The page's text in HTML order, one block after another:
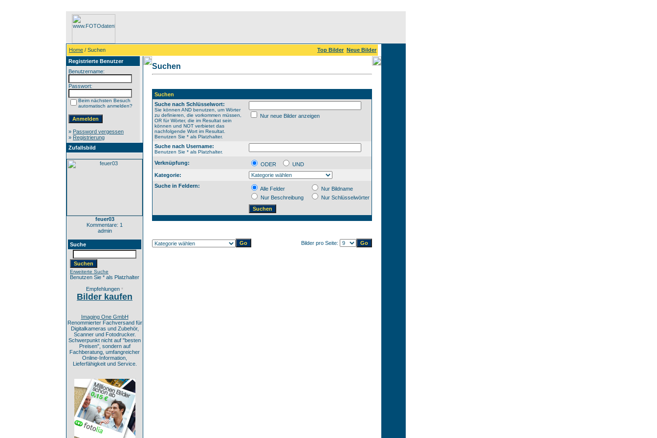
Home / Suchen Top Bilder Neue Bilder
Registrierte Benutzer
Benutzername:
Passwort:
Beim nächsten Besuch
automatisch anmelden?
» Password vergessen
» Registrierung
Zufallsbild
feuer03
Kommentare: 1
admin
Suche
Erweiterte Suche
Benutzen Sie * als Platzhalter
Empfehlungen *
Bilder kaufen
Imaging One GmbH
Renommierter Fachversand für
Digitalkameras und Zubehör,
Scanner und Fotodrucker.
Schwerpunkt nicht auf "besten
Preisen", sondern auf
Fachberatung, umfangreicher
Online-Information,
Lieferfähigkeit und Service.
Suchen
Suchen
Suche nach Schlüsselwort:
Sie können AND benutzen, um Wörter
zu definieren, die vorkommen müssen,
OR für Wörter, die im Resultat sein
können und NOT verbietet das
nachfolgende Wort im Resultat.
Benutzen Sie * als Platzhalter.
Nur neue Bilder anzeigen
Suche nach Username:
Benutzen Sie * als Platzhalter.
Verknüpfung: ODER
UND
Kategorie:
Suche in Feldern:
Alle Felder
Nur Bildname
Nur Beschreibung
Nur Schlüsselwörter
Bilder pro Seite: